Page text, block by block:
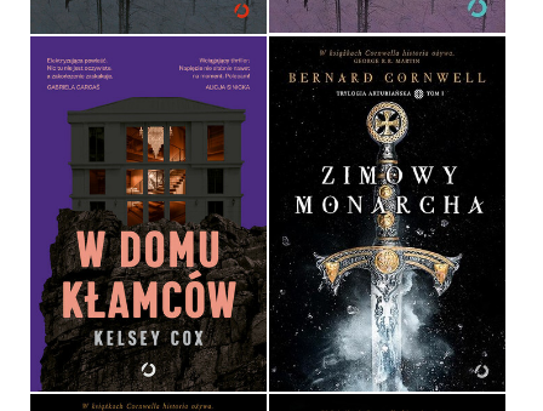
W DOMU KŁAMCÓW
KELSEY COX
OPRAWA MIĘKKA
54,99 ZŁ
ZIMOWY MONARCHA
BERNARD CORNWELL
OPRAWA TWARDA
49,90 ZŁ